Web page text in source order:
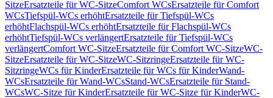
SitzeErsatzteile für WC-SitzeComfort WCsErsatzteile für Comfort
WCsTiefspül-WCs erhöhtErsatzteile für Tiefspül-WCs
erhöhtFlachspül-WCs erhöhtErsatzteile für Flachspül-WCs
erhöhtTiefspül-WCs verlängertErsatzteile für Tiefspül-WCs
verlängertComfort WC-SitzeErsatzteile für Comfort WC-SitzeWC-
SitzeErsatzteile für WC-SitzeWC-SitzringeErsatzteile für WC-
SitzringeWCs für KinderErsatzteile für WCs für KinderWand-
WCsErsatzteile für Wand-WCsStand-WCsErsatzteile für Stand-
WCsWC-Sitze für KinderErsatzteile für WC-Sitze für KinderWC-